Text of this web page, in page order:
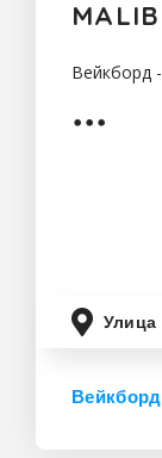
Вейкборд
Улица